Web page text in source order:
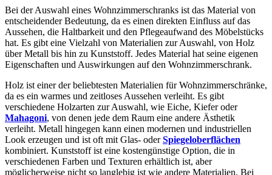
Bei der Auswahl eines Wohnzimmerschranks ist das Material von
entscheidender Bedeutung, da es einen direkten Einfluss auf das
Aussehen, die Haltbarkeit und den Pflegeaufwand des Möbelstücks
hat. Es gibt eine Vielzahl von Materialien zur Auswahl, von Holz
über Metall bis hin zu Kunststoff. Jedes Material hat seine eigenen
Eigenschaften und Auswirkungen auf den Wohnzimmerschrank.
Holz ist einer der beliebtesten Materialien für Wohnzimmerschränke,
da es ein warmes und zeitloses Aussehen verleiht. Es gibt
verschiedene Holzarten zur Auswahl, wie Eiche, Kiefer oder
Mahagoni, von denen jede dem Raum eine andere Ästhetik
verleiht. Metall hingegen kann einen modernen und industriellen
Look erzeugen und ist oft mit Glas- oderSpiegeloberflächen
kombiniert. Kunststoff ist eine kostengünstige Option, die in
verschiedenen Farben und Texturen erhältlich ist, aber
möglicherweise nicht so langlebig ist wie andere Materialien. Bei